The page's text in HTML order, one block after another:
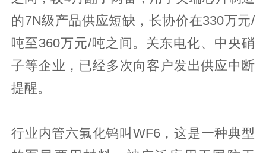
的7N级产品供应短缺，长协价在330万元/
吨至360万元/吨之间。关东电化、中央硝
子等企业，已经多次向客户发出供应中断
提醒。
行业内管六氟化钨叫WF6，这是一种典型